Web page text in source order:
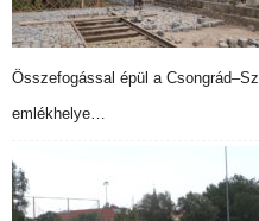
Összefogással épül a
emlékhelye…